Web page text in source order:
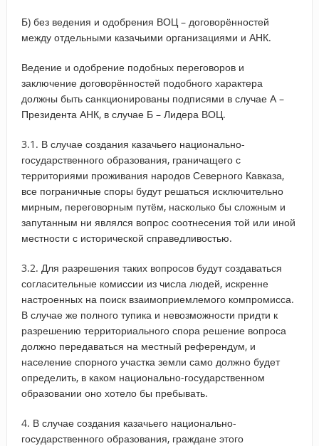
Б) без ведения и одобрения ВОЦ – договорённостей
между отдельными казачьими организациями и АНК.
Ведение и одобрение подобных переговоров и
заключение договорённостей подобного характера
должны быть санкционированы подписями в случае А –
Президента АНК, в случае Б – Лидера ВОЦ.
3.1. В случае создания казачьего национально-
государственного образования, граничащего с
территориями проживания народов Северного Кавказа,
все пограничные споры будут решаться исключительно
мирным, переговорным путём, насколько бы сложным и
запутанным ни являлся вопрос соотнесения той или иной
местности с исторической справедливостью.
3.2. Для разрешения таких вопросов будут создаваться
согласительные комиссии из числа людей, искренне
настроенных на поиск взаимоприемлемого компромисса.
В случае же полного тупика и невозможности придти к
разрешению территориального спора решение вопроса
должно передаваться на местный референдум, и
население спорного участка земли само должно будет
определить, в каком национально-государственном
образовании оно хотело бы пребывать.
4. В случае создания казачьего национально-
государственного образования, граждане этого